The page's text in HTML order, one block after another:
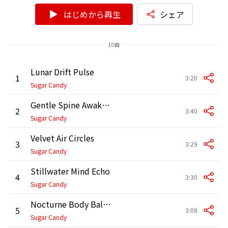
はじめから再生 シェア
10曲
1 Lunar Drift Pulse
Sugar Candy
3:20
2 Gentle Spine Awakening
Sugar Candy
3:40
3 Velvet Air Circles
Sugar Candy
3:29
4 Stillwater Mind Echo
Sugar Candy
3:30
5 Nocturne Body Balance
Sugar Candy
3:08